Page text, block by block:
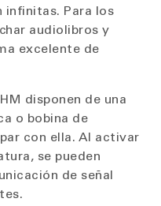
infinitas. Para los
audiolibros y
excelente de
disponen de una
o bobina de
con ella. Al activar
se pueden
de señal